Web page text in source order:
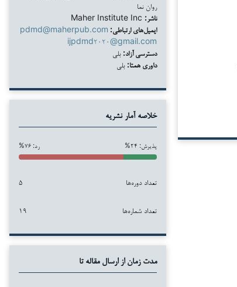
روان نما
ناشر:
ایمیل‌های ارتباطی: pdmd@maherpub.com
ijpdmd۲۰۲۰@gmail.com
دسترسی آزاد: بلی
داوری همتا: بلی
خلاصه آمار نشریه
پذیرش: ۲۴% رد: ۷۶%
تعداد دوره‌ها ۵
تعداد شماره‌ها ۱۹
مدت زمان از ارسال مقاله تا